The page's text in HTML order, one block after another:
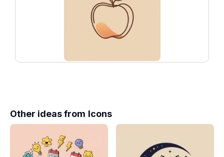
Other ideas from Icons